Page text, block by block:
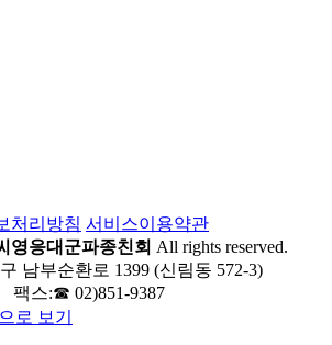
처리방침 서비스이용약관
영응대군파종친회 All rights reserved.
남부순환로 1399 (신림동 572-3)
팩스:☎ 02)851-9387
로 보기